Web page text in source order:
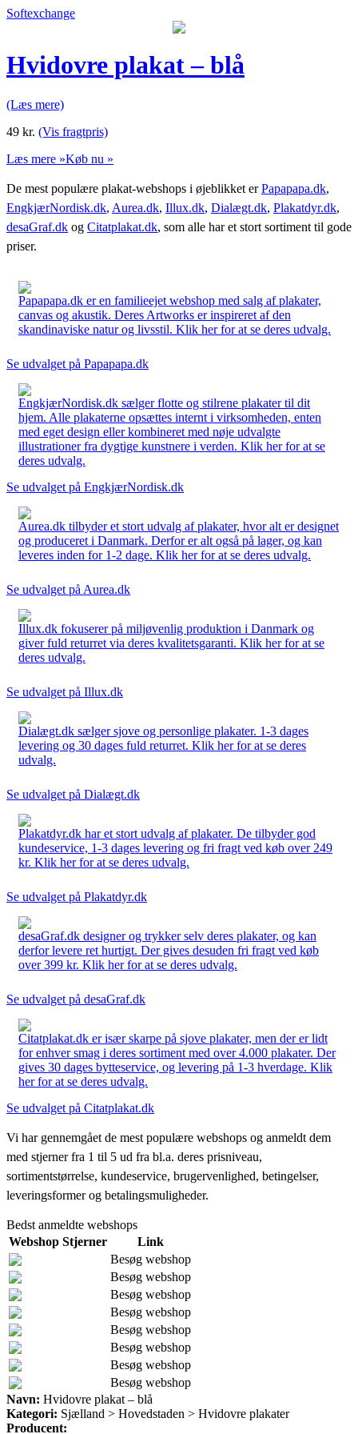
Softexchange
Hvidovre plakat – blå
(Læs mere)
49 kr. (Vis fragtpris)
Læs mere »Køb nu »
De mest populære plakat-webshops i øjeblikket erPapapapa.dk,
EngkjærNordisk.dk, Aurea.dk, Illux.dk, Dialægt.dk, Plakatdyr.dk,
desaGraf.dk og Citatplakat.dk, som alle har et stort sortiment til gode
priser.
Papapapa.dk er en familieejet webshop med salg af plakater,
canvas og akustik. Deres Artworks er inspireret af den
skandinaviske natur og livsstil. Klik her for at se deres udvalg.
Se udvalget på Papapapa.dk
EngkjærNordisk.dk sælger flotte og stilrene plakater til dit
hjem. Alle plakaterne opsættes internt i virksomheden, enten
med eget design eller kombineret med nøje udvalgte
illustrationer fra dygtige kunstnere i verden. Klik her for at se
deres udvalg.
Se udvalget på EngkjærNordisk.dk
Aurea.dk tilbyder et stort udvalg af plakater, hvor alt er designet
og produceret i Danmark. Derfor er alt også på lager, og kan
leveres inden for 1-2 dage. Klik her for at se deres udvalg.
Se udvalget på Aurea.dk
Illux.dk fokuserer på miljøvenlig produktion i Danmark og
giver fuld returret via deres kvalitetsgaranti. Klik her for at se
deres udvalg.
Se udvalget på Illux.dk
Dialægt.dk sælger sjove og personlige plakater. 1-3 dages
levering og 30 dages fuld returret. Klik her for at se deres
udvalg.
Se udvalget på Dialægt.dk
Plakatdyr.dk har et stort udvalg af plakater. De tilbyder god
kundeservice, 1-3 dages levering og fri fragt ved køb over 249
kr. Klik her for at se deres udvalg.
Se udvalget på Plakatdyr.dk
desaGraf.dk designer og trykker selv deres plakater, og kan
derfor levere ret hurtigt. Der gives desuden fri fragt ved køb
over 399 kr. Klik her for at se deres udvalg.
Se udvalget på desaGraf.dk
Citatplakat.dk er især skarpe på sjove plakater, men der er lidt
for enhver smag i deres sortiment med over 4.000 plakater. Der
gives 30 dages bytteservice, og levering på 1-3 hverdage. Klik
her for at se deres udvalg.
Se udvalget på Citatplakat.dk
Vi har gennemgået de mest populære webshops og anmeldt dem
med stjerner fra 1 til 5 ud fra bl.a. deres prisniveau,
sortimentstørrelse, kundeservice, brugervenlighed, betingelser,
leveringsformer og betalingsmuligheder.
Bedst anmeldte webshops
Webshop Stjerner
Link
Besøg webshop
Besøg webshop
Besøg webshop
Besøg webshop
Besøg webshop
Besøg webshop
Besøg webshop
Besøg webshop
Navn: Hvidovre plakat – blå
Kategori: Sjælland > Hovedstaden > Hvidovre plakater
Producent: